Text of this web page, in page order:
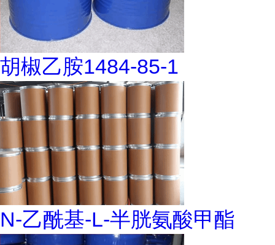
胡椒乙胺1484-85-1
N-乙酰基-L-半胱氨酸甲酯